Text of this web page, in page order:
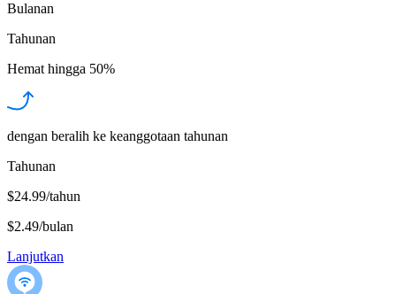
Bulanan
Tahunan
Hemat hingga 50%
dengan beralih ke keanggotaan tahunan
Tahunan
$24.99/tahun
$2.49/bulan
Lanjutkan